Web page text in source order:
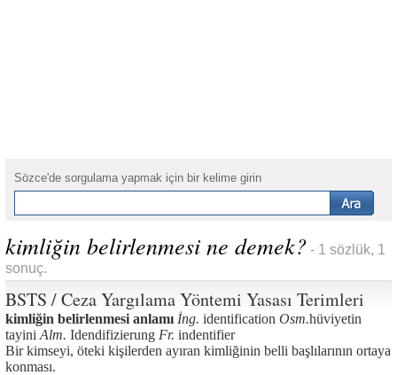
Sözce'de sorgulama yapmak için bir kelime girin
kimliğin belirlenmesi ne demek? - 1 sözlük, 1
sonuç.
BSTS / Ceza Yargılama Yöntemi Yasası Terimleri
kimliğin belirlenmesi anlamı İng. identification Osm.hüviyetin
tayini Alm. Idendifizierung Fr. indentifier
Bir kimseyi, öteki kişilerden ayıran kimliğinin belli başlılarının ortaya
konması.